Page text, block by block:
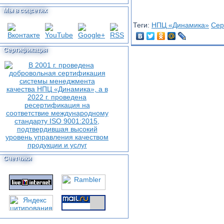
Мы в соцсетях
Сертификация
Счетчики
Теги: НПЦ «Динамика»